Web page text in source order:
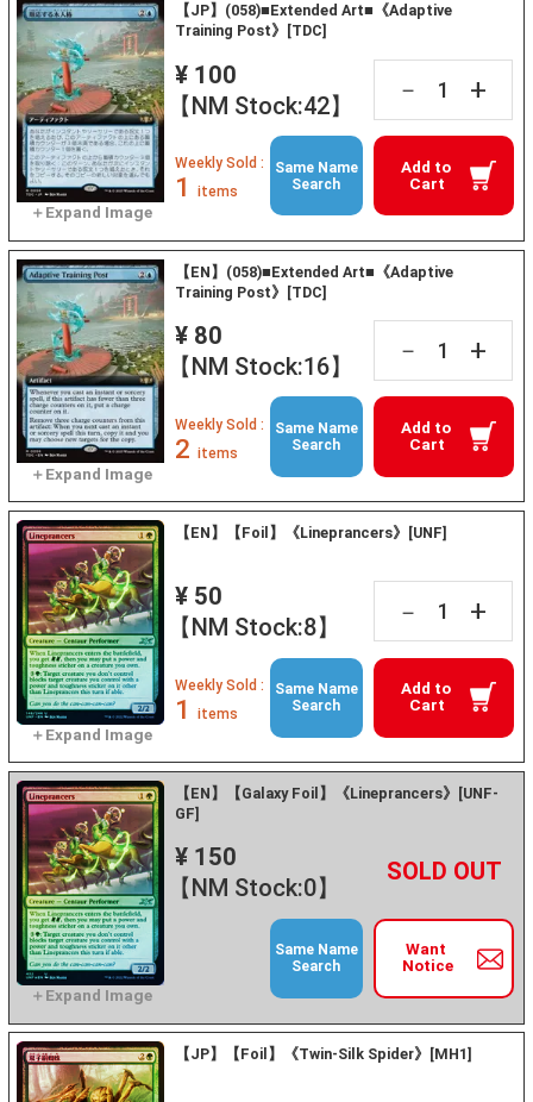
【JP】(058)■Extended Art■《Adaptive
Training Post》[TDC]
¥ 100
【NM Stock:42】
－ +
Add to
Cart
Weekly Sold :
1 items
Same Name
Search
【EN】(058)■Extended Art■《Adaptive
Training Post》[TDC]
¥ 80
【NM Stock:16】
－ +
Add to
Cart
Weekly Sold :
2 items
Same Name
Search
【EN】【Foil】《Lineprancers》[UNF]
¥ 50
【NM Stock:8】
－ +
Add to
Cart
Weekly Sold :
1 items
Same Name
Search
【EN】【Galaxy Foil】《Lineprancers》[UNF-
GF]
¥ 150
【NM Stock:0】
－ +
Want
Notice
Same Name
Search
【JP】【Foil】《Twin-Silk Spider》[MH1]